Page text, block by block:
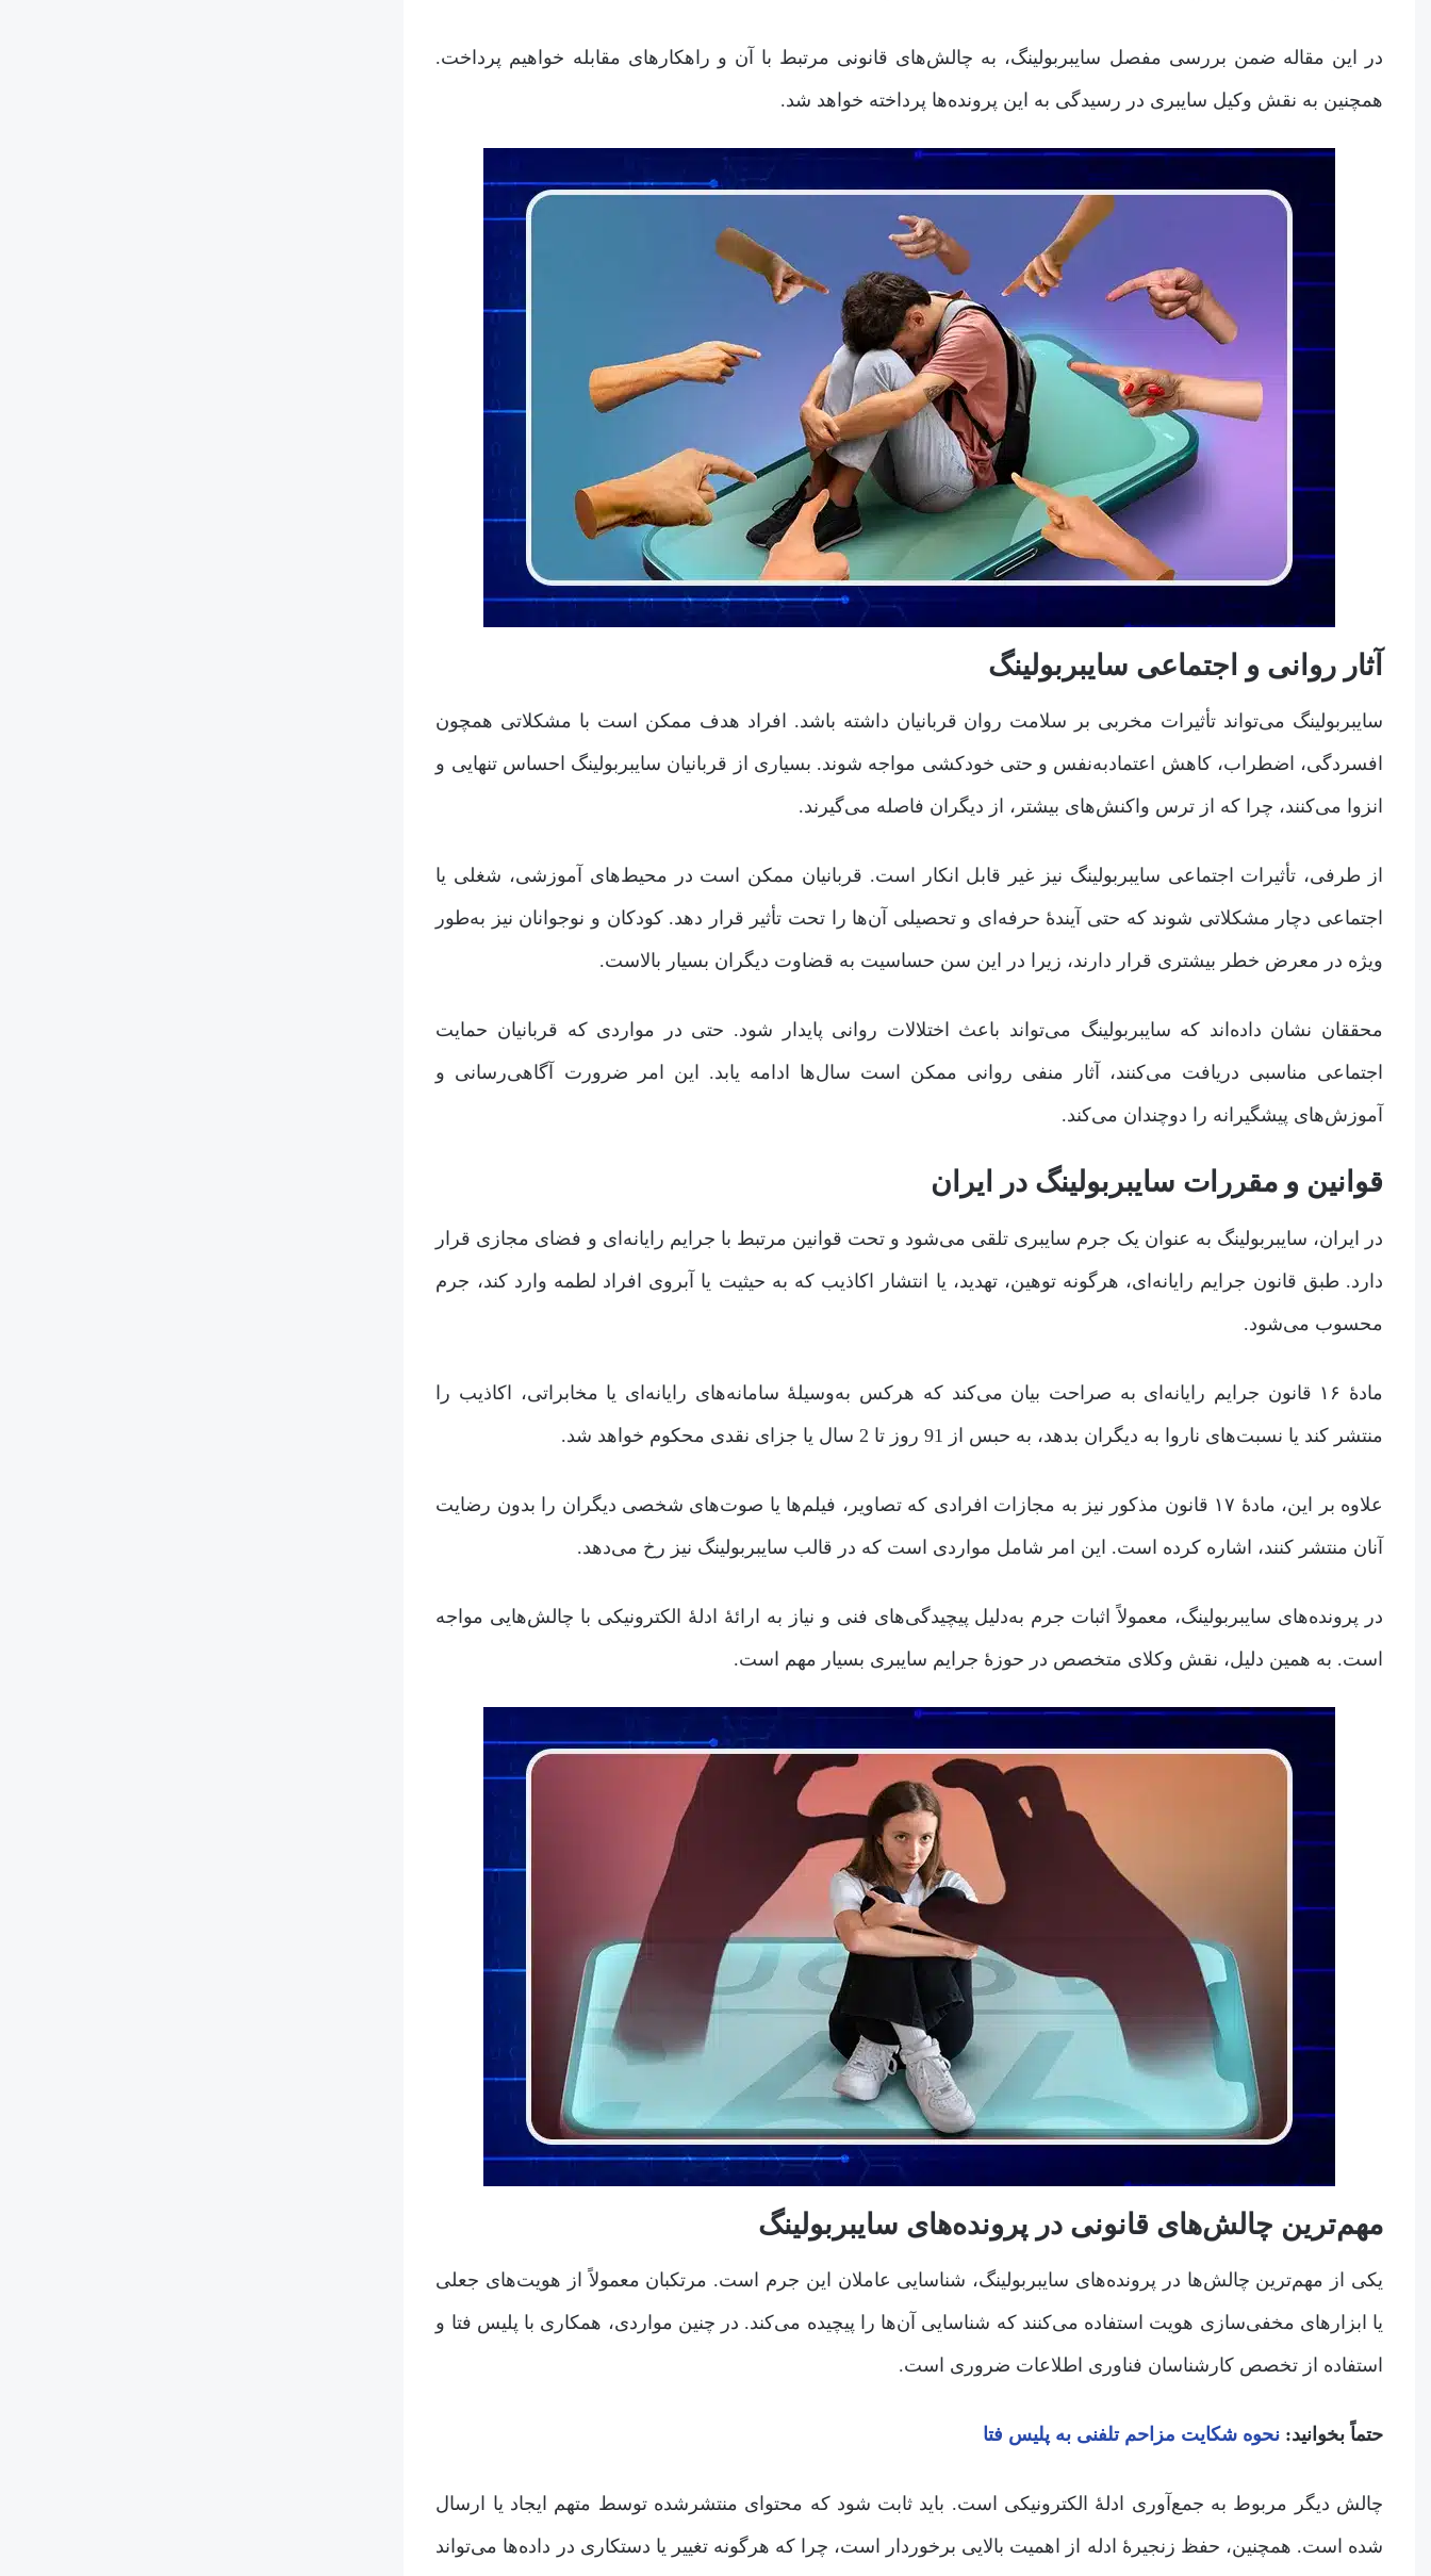
در این مقاله ضمن بررسی مفصل سایبربولینگ، به چالش‌های قانونی مرتبط با آن و راهکارهای مقابله خواهیم پرداخت.
همچنین به نقش وکیل سایبری در رسیدگی به این پرونده‌ها پرداخته خواهد شد.
آثار روانی و اجتماعی سایبربولینگ
سایبربولینگ می‌تواند تأثیرات مخربی بر سلامت روان قربانیان داشته باشد. افراد هدف ممکن است با مشکلاتی همچون
افسردگی، اضطراب، کاهش اعتمادبه‌نفس و حتی خودکشی مواجه شوند. بسیاری از قربانیان سایبربولینگ احساس تنهایی و
انزوا می‌کنند، چرا که از ترس واکنش‌های بیشتر، از دیگران فاصله می‌گیرند.
از طرفی، تأثیرات اجتماعی سایبربولینگ نیز غیر قابل انکار است. قربانیان ممکن است در محیط‌های آموزشی، شغلی یا
اجتماعی دچار مشکلاتی شوند که حتی آیندۀ حرفه‌ای و تحصیلی آن‌ها را تحت تأثیر قرار دهد. کودکان و نوجوانان نیز به‌طور
ویژه در معرض خطر بیشتری قرار دارند، زیرا در این سن حساسیت به قضاوت دیگران بسیار بالاست.
محققان نشان داده‌اند که سایبربولینگ می‌تواند باعث اختلالات روانی پایدار شود. حتی در مواردی که قربانیان حمایت
اجتماعی مناسبی دریافت می‌کنند، آثار منفی روانی ممکن است سال‌ها ادامه یابد. این امر ضرورت آگاهی‌رسانی و
آموزش‌های پیشگیرانه را دوچندان می‌کند.
قوانین و مقررات سایبربولینگ در ایران
در ایران، سایبربولینگ به عنوان یک جرم سایبری تلقی می‌شود و تحت قوانین مرتبط با جرایم رایانه‌ای و فضای مجازی قرار
دارد. طبق قانون جرایم رایانه‌ای، هرگونه توهین، تهدید، یا انتشار اکاذیب که به حیثیت یا آبروی افراد لطمه وارد کند، جرم
محسوب می‌شود.
مادۀ ۱۶ قانون جرایم رایانه‌ای به صراحت بیان می‌کند که هرکس به‌وسیلۀ سامانه‌های رایانه‌ای یا مخابراتی، اکاذیب را
منتشر کند یا نسبت‌های ناروا به دیگران بدهد، به حبس از 91 روز تا 2 سال یا جزای نقدی محکوم خواهد شد.
علاوه بر این، مادۀ ۱۷ قانون مذکور نیز به مجازات افرادی که تصاویر، فیلم‌ها یا صوت‌های شخصی دیگران را بدون رضایت
آنان منتشر کنند، اشاره کرده است. این امر شامل مواردی است که در قالب سایبربولینگ نیز رخ می‌دهد.
در پرونده‌های سایبربولینگ، معمولاً اثبات جرم به‌دلیل پیچیدگی‌های فنی و نیاز به ارائۀ ادلۀ الکترونیکی با چالش‌هایی مواجه
است. به همین دلیل، نقش وکلای متخصص در حوزۀ جرایم سایبری بسیار مهم است.
مهم‌ترین چالش‌های قانونی در پرونده‌های سایبربولینگ
یکی از مهم‌ترین چالش‌ها در پرونده‌های سایبربولینگ، شناسایی عاملان این جرم است. مرتکبان معمولاً از هویت‌های جعلی
یا ابزارهای مخفی‌سازی هویت استفاده می‌کنند که شناسایی آن‌ها را پیچیده می‌کند. در چنین مواردی، همکاری با پلیس فتا و
استفاده از تخصص کارشناسان فناوری اطلاعات ضروری است.
حتماً بخوانید: نحوه شکایت مزاحم تلفنی به پلیس فتا
چالش دیگر مربوط به جمع‌آوری ادلۀ الکترونیکی است. باید ثابت شود که محتوای منتشرشده توسط متهم ایجاد یا ارسال
شده است. همچنین، حفظ زنجیرۀ ادله از اهمیت بالایی برخوردار است، چرا که هرگونه تغییر یا دستکاری در داده‌ها می‌تواند